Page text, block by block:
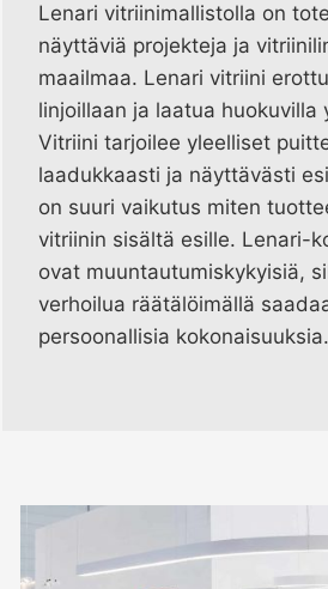
Lenari vitriinimallistolla on
näyttäviä projekteja ja
maailmaa. Lenari vitriini
linjoillaan ja laatua huokuvilla
Vitriini tarjoilee yleelliset
laadukkaasti ja näyttävästi
on suuri vaikutus miten
vitriinin sisältä esille. Lenari-
ovat muuntautumiskykyisiä,
verhoilua räätälöimällä
persoonallisia kokonaisuuksia.